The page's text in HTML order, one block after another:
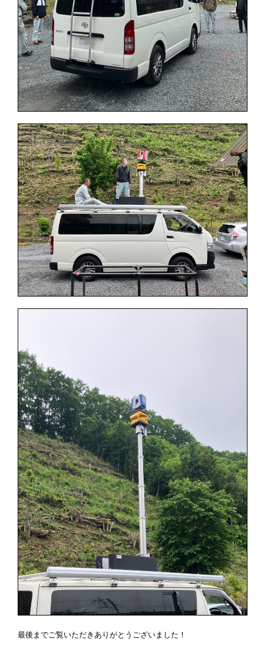
最後までご覧いただきありがとうございました！